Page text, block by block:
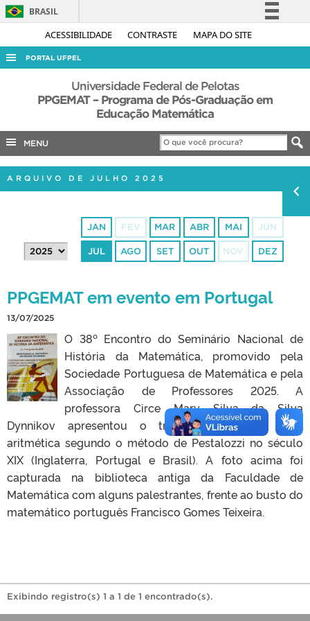
ACESSIBILIDADE CONTRASTE MAPA DO SITE
BRASIL
Simplifique!
Acesso à informação
Legislação
Canais
PORTAL UFPEL
ACESSO À INFORMAÇÃO
AUDITORIA
EDITAIS
PORTARIAS
Universidade Federal de Pelotas
PPGEMAT – Programa de Pós-Graduação em
Educação Matemática
MENU
ARQUIVO DE JULHO 2025
JAN FEV MAR ABR MAI JUN
JUL AGO SET OUT NOV DEZ
PPGEMAT em evento em Portugal
13/07/2025
O 38º Encontro do Seminário Nacional de
História da Matemática, promovido pela
Sociedade Portuguesa de Matemática e pela
Associação de Professores 2025. A
professora Circe Mary Silva da Silva
Dynnikov apresentou o trabalho intitulado Uma
aritmética segundo o método de Pestalozzi no século
XIX (Inglaterra, Portugal e Brasil). A foto acima foi
capturada na biblioteca antiga da Faculdade de
Matemática com alguns palestrantes, frente ao busto do
matemático português Francisco Gomes Teixeira.
Exibindo registro(s) 1 a 1 de 1 encontrado(s).